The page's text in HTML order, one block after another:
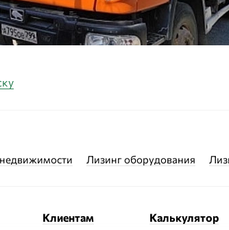
Лизинг оборудования
Клиентам Калькулятор